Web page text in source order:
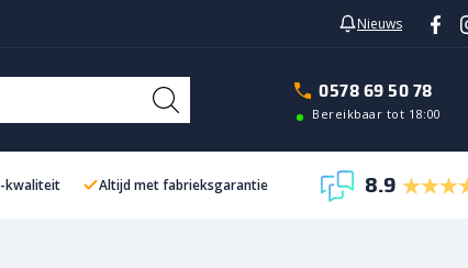
Nieuws
0578 69 50 78
Bereikbaar tot 18:00
kwaliteit Altijd met fabrieksgarantie 8.9
In